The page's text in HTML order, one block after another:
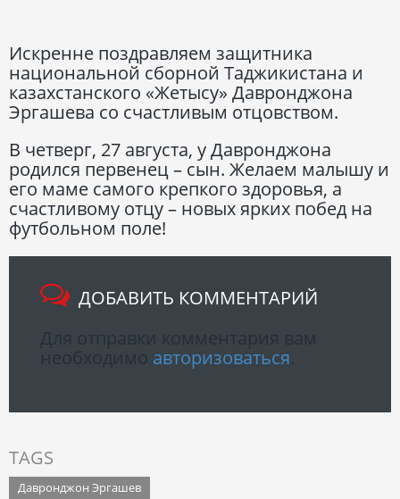
Искренне поздравляем защитника
национальной сборной Таджикистана и
казахстанского «Жетысу» Давронджона
Эргашева со счастливым отцовством.
В четверг, 27 августа, у Давронджона
родился первенец – сын. Желаем малышу и
его маме самого крепкого здоровья, а
счастливому отцу – новых ярких побед на
футбольном поле!
ДОБАВИТЬ КОММЕНТАРИЙ
авторизоваться
TAGS
Давронджон Эргашев